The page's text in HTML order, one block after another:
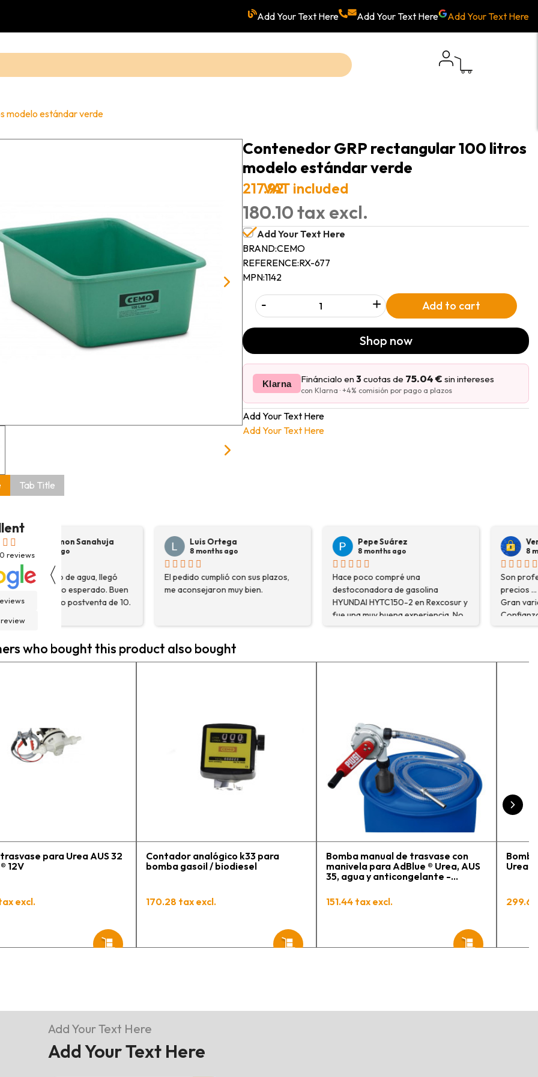
Add Your Text Here Add Your Text Here Add Your Text Here
modelo estándar verde
Contenedor GRP rectangular 100 litros
modelo estándar verde
217.92VAT included
180.10 tax excl.
Add Your Text Here
BRAND:CEMO
REFERENCE:RX-677
MPN:1142
- + Add to cart
Shop now
Klarna Fináncialo en3 cuotas de 75.04 € sin intereses
con Klarna · +4% comisión por pago a plazos
Add Your Text Here
Add Your Text Here
Tab Title
reviews
〈
Luis Ortega
8 months ago
El pedido cumplió con sus plazos,
me aconsejaron muy bien.
Pepe Suárez
8 months ago
Hace poco compré una
destoconadora de gasolina
HYUNDAI HYTC150-2 en Rexcosur y
fue una muy buena experiencia. No
solo me encontré el producto que
asesoraron y explicaron con
detalle para asegurarme de que
En general, la recomiendo, he
vuelto a comprar, tengo varios
pedidos en proceso y muy
contento.
Veronica Hidalgo
8 months ago
Son profesionales , serios y buenos
precios ... Voy a repetir seguro ...
Gran variedad de depósitos ...
Confianza y buen servicio.
who bought this product also bought
para Urea AUS 32
12V
excl.
Contador analógico k33 para
bomba gasoil / biodiesel
170.28 tax excl.
Bomba manual de trasvase con
manivela para AdBlue ® Urea, AUS
35, agua y anticongelante -
PIUSI
151.44 tax excl.
Urea
Add Your Text Here
Add Your Text Here